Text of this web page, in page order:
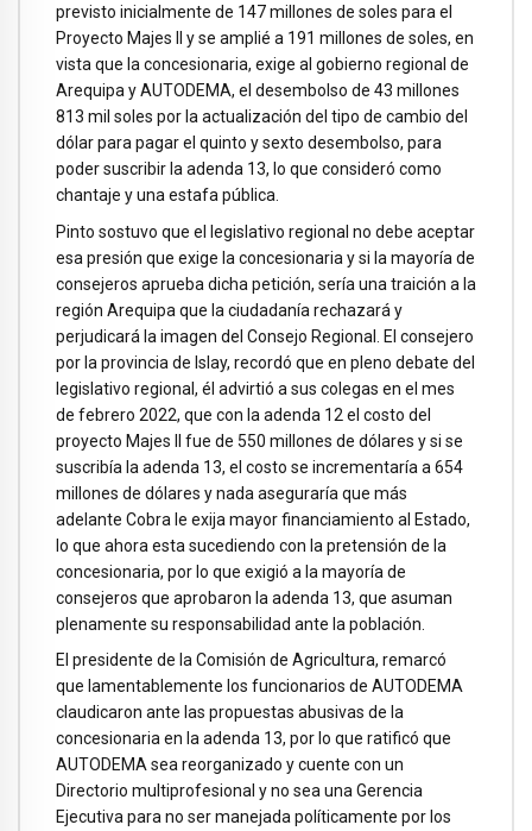
previsto inicialmente de 147 millones de soles para el
Proyecto Majes II y se amplié a 191 millones de soles, en
vista que la concesionaria, exige al gobierno regional de
Arequipa y AUTODEMA, el desembolso de 43 millones
813 mil soles por la actualización del tipo de cambio del
dólar para pagar el quinto y sexto desembolso, para
poder suscribir la adenda 13, lo que consideró como
chantaje y una estafa pública.
Pinto sostuvo que el legislativo regional no debe aceptar
esa presión que exige la concesionaria y si la mayoría de
consejeros aprueba dicha petición, sería una traición a la
región Arequipa que la ciudadanía rechazará y
perjudicará la imagen del Consejo Regional. El consejero
por la provincia de Islay, recordó que en pleno debate del
legislativo regional, él advirtió a sus colegas en el mes
de febrero 2022, que con la adenda 12 el costo del
proyecto Majes II fue de 550 millones de dólares y si se
suscribía la adenda 13, el costo se incrementaría a 654
millones de dólares y nada aseguraría que más
adelante Cobra le exija mayor financiamiento al Estado,
lo que ahora esta sucediendo con la pretensión de la
concesionaria, por lo que exigió a la mayoría de
consejeros que aprobaron la adenda 13, que asuman
plenamente su responsabilidad ante la población.
El presidente de la Comisión de Agricultura, remarcó
que lamentablemente los funcionarios de AUTODEMA
claudicaron ante las propuestas abusivas de la
concesionaria en la adenda 13, por lo que ratificó que
AUTODEMA sea reorganizado y cuente con un
Directorio multiprofesional y no sea una Gerencia
Ejecutiva para no ser manejada políticamente por los